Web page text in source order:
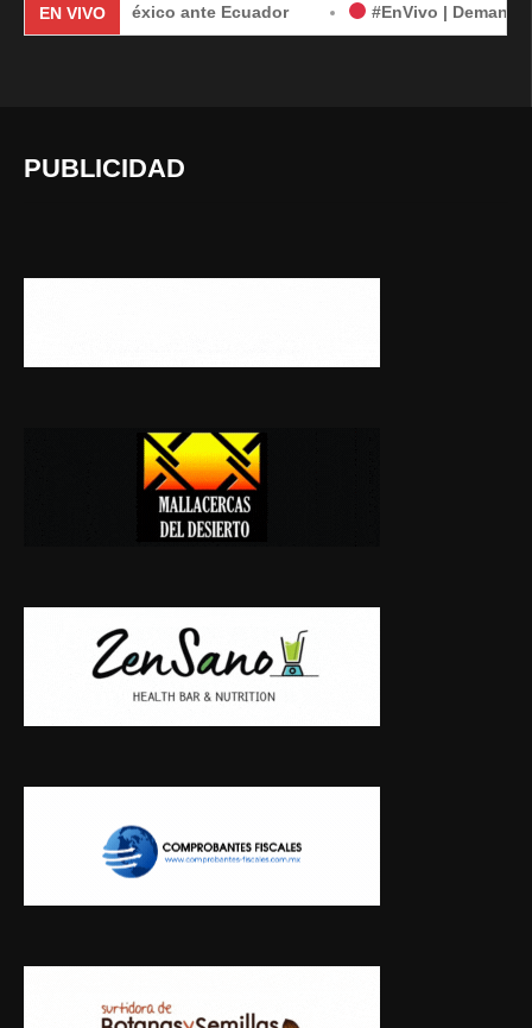
EN VIVO
de México ante Ecuador #EnVivo | Demanda de
PUBLICIDAD